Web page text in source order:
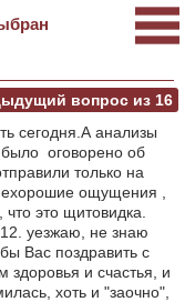
вопрос из 16
сегодня.А анализы
оговорено об
только на
ощущения ,
это щитовидка.
уезжаю, не знаю
Вас поздравить с
и счастья, и
хоть и "заочно",